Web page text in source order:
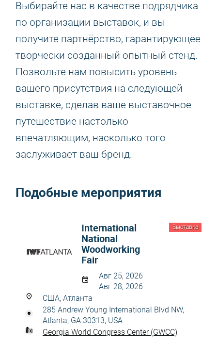
Выбирайте нас в качестве подрядчика
по организации выставок, и вы
получите партнёрство, гарантирующее
творчески созданный опытный стенд.
Позвольте нам повысить уровень
вашего присутствия на следующей
выставке, сделав ваше выставочное
путешествие настолько
впечатляющим, насколько того
заслуживает ваш бренд.
Подобные мероприятия
Выставка
International
National
Woodworking
Fair
Авг 25, 2026
Авг 28, 2026
США, Атланта
285 Andrew Young International Blvd NW,
Atlanta, GA 30313, USA
Georgia World Congress Center (GWCC)